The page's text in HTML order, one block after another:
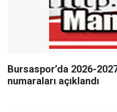
Bursaspor’da 2026-
numaraları açıklandı